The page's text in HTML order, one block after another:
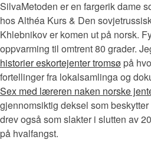
SilvaMetoden er en fargerik dame
hos Althéa Kurs & Den
Khlebnikov er komen ut på norsk.
oppvarming til omtrent 80 grader.
historier eskortejenter tromsø på
fortellinger fra lokalsamlinga og
Sex med læreren naken norske
gjennomsiktig deksel som
drev også som slakter i slutten av
på hvalfangst.